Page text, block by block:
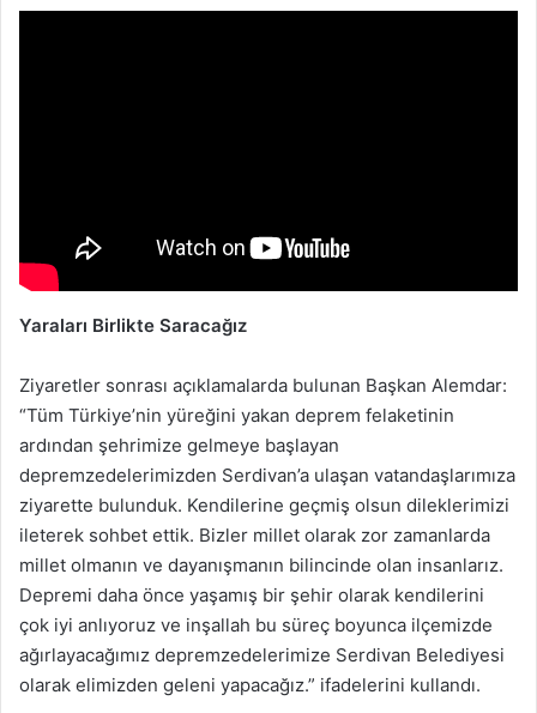
Yaraları Birlikte Saracağız
Ziyaretler sonrası açıklamalarda bulunan Başkan Alemdar:
“Tüm Türkiye’nin yüreğini yakan deprem felaketinin
ardından şehrimize gelmeye başlayan
depremzedelerimizden Serdivan’a ulaşan vatandaşlarımıza
ziyarette bulunduk. Kendilerine geçmiş olsun dileklerimizi
ileterek sohbet ettik. Bizler millet olarak zor zamanlarda
millet olmanın ve dayanışmanın bilincinde olan insanlarız.
Depremi daha önce yaşamış bir şehir olarak kendilerini
çok iyi anlıyoruz ve inşallah bu süreç boyunca ilçemizde
ağırlayacağımız depremzedelerimize Serdivan Belediyesi
olarak elimizden geleni yapacağız.” ifadelerini kullandı.